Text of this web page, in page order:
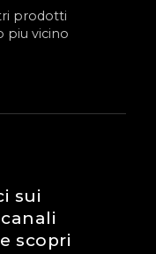
prodotti
piu vicino
sui
scopri